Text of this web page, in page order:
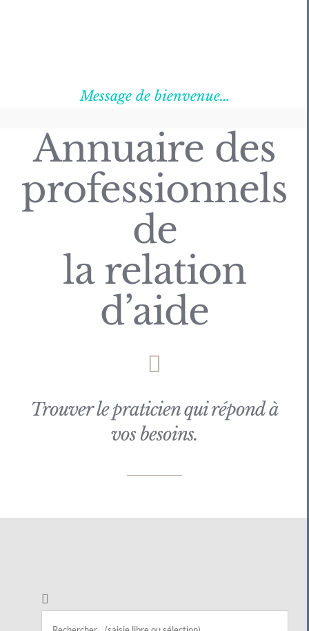
Message de bienvenue…
Annuaire des
professionnels
de
la relation
d’aide
Trouver le praticien qui répond à
vos besoins.